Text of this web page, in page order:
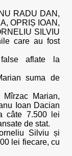
RADU DAN,
OPRIȘ IOAN,
SILVIU
care au fost
false aflate la
suma de
Marian,
Ioan Dacian
câte 7.500 lei
de stat.
Silviu și
lei fiecare, cu